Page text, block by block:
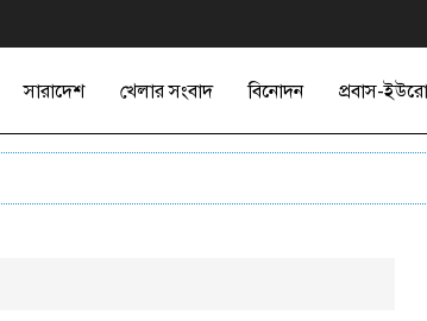
সারাদেশ খেলার সংবাদ বিনোদন প্রবাস-